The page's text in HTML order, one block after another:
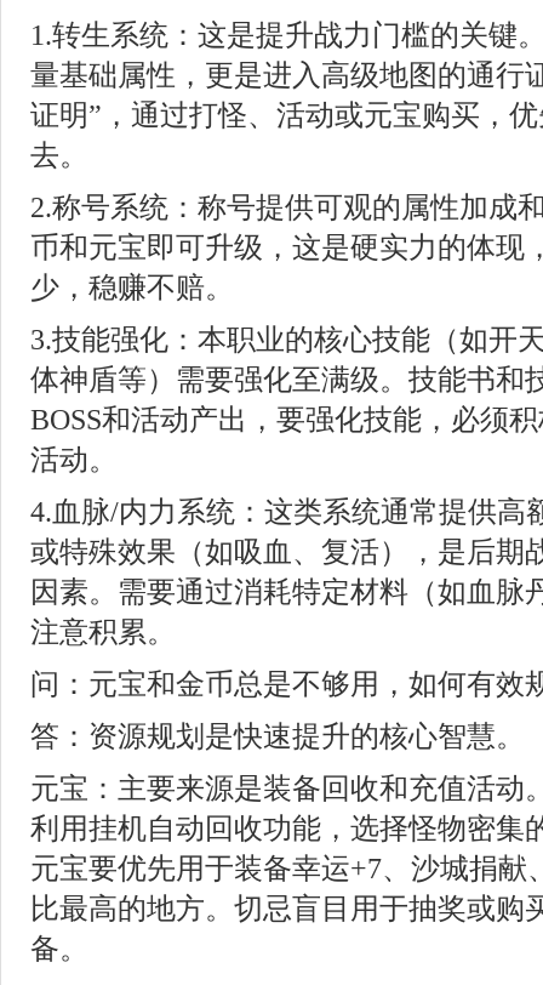
1.转生系统：这是提升战力门槛的关键
量基础属性，更是进入高级地图的通行
证明”，通过打怪、活动或元宝购买，
去。
2.称号系统：称号提供可观的属性加成
币和元宝即可升级，这是硬实力的体现
少，稳赚不赔。
3.技能强化：本职业的核心技能（如开
体神盾等）需要强化至满级。技能书和
BOSS和活动产出，要强化技能，必须
活动。
4.血脉/内力系统：这类系统通常提供高
或特殊效果（如吸血、复活），是后期
因素。需要通过消耗特定材料（如血脉
注意积累。
问：元宝和金币总是不够用，如何有效
答：资源规划是快速提升的核心智慧。
元宝：主要来源是装备回收和充值活动
利用挂机自动回收功能，选择怪物密集
元宝要优先用于装备幸运+7、沙城捐献
比最高的地方。切忌盲目用于抽奖或购
备。